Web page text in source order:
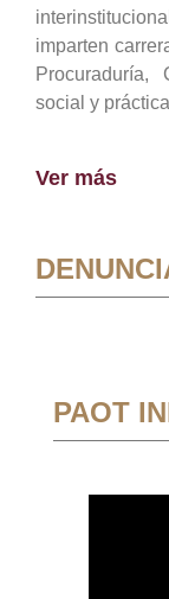
imparten
Procuraduría,
social y
Ver más
PAOT